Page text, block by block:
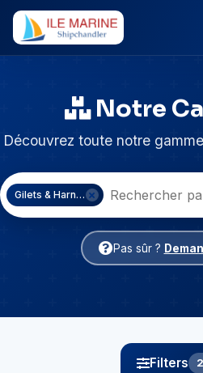
Notre
Découvrez toute notre
Gilets & Harnais
Pas sûr ?
Filters